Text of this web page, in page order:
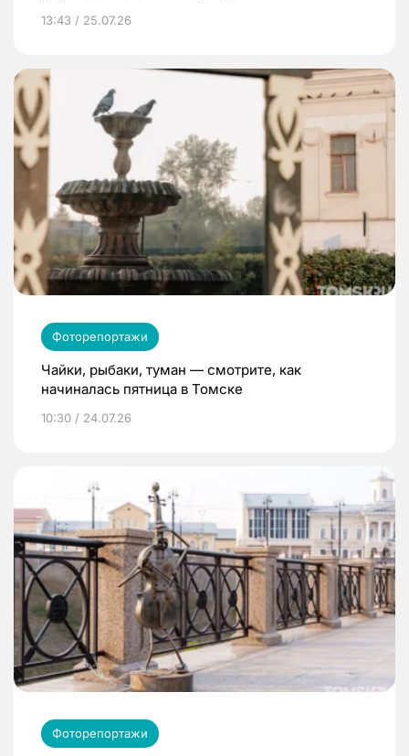
13:43 / 25.07.26
Фоторепортажи
Чайки, рыбаки, туман — смотрите, как
начиналась пятница в Томске
10:30 / 24.07.26
Фоторепортажи